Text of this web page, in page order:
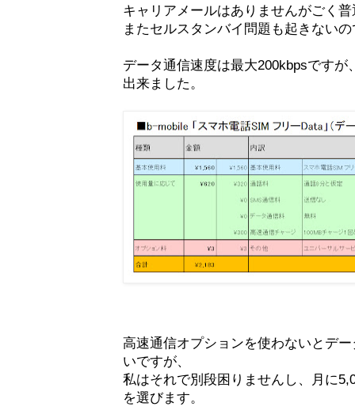
キャリアメールはありませんがごく
またセルスタンバイ問題も起きない
データ通信速度は最大200kbpsです
出来ました。
高速通信オプションを使わないとデ
いですが、
私はそれで別段困りませんし、月に
を選びます。